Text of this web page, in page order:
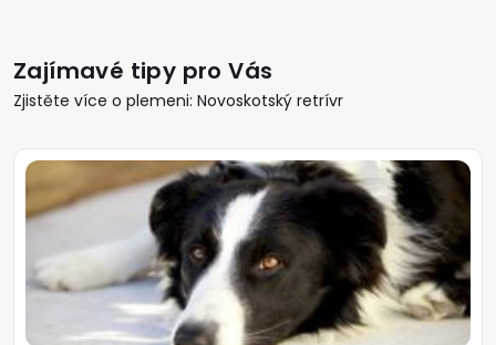
Zajímavé tipy pro Vás
Zjistěte více o plemeni: Novoskotský retrívr